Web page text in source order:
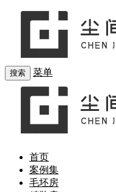
搜索 菜单
首页
案例集
毛坯房